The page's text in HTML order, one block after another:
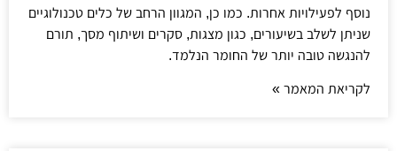
נוסף לפעילויות אחרות. כמו כן, המגוון הרחב של כלים טכנולוגיים
שניתן לשלב בשיעורים, כגון מצגות, סקרים ושיתוף מסך, תורם
להנגשה טובה יותר של החומר הנלמד.
לקריאת המאמר »